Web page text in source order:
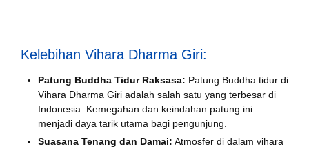
Kelebihan Vihara Dharma Giri:
Patung Buddha Tidur Raksasa: Patung Buddha tidur di
Vihara Dharma Giri adalah salah satu yang terbesar di
Indonesia. Kemegahan dan keindahan patung ini
menjadi daya tarik utama bagi pengunjung.
Suasana Tenang dan Damai: Atmosfer di dalam vihara